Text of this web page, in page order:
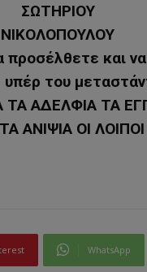
ΣΩΤΗΡΙΟΥ
ΝΙΚΟΛΟΠΟΥΛΟΥ
και
υπέρ του
ΤΑ ΑΔΕΛΦΙΑ ΤΑ
ΑΝΙΨΙΑ ΟΙ
WhatsApp